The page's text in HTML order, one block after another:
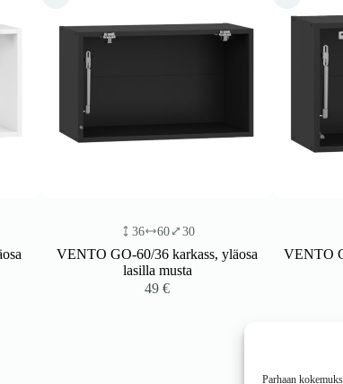
Parhaan
VENTO GO-50/36
kapott
30
VENTO GO-60/36 karkass, yläosa
lasilla musta